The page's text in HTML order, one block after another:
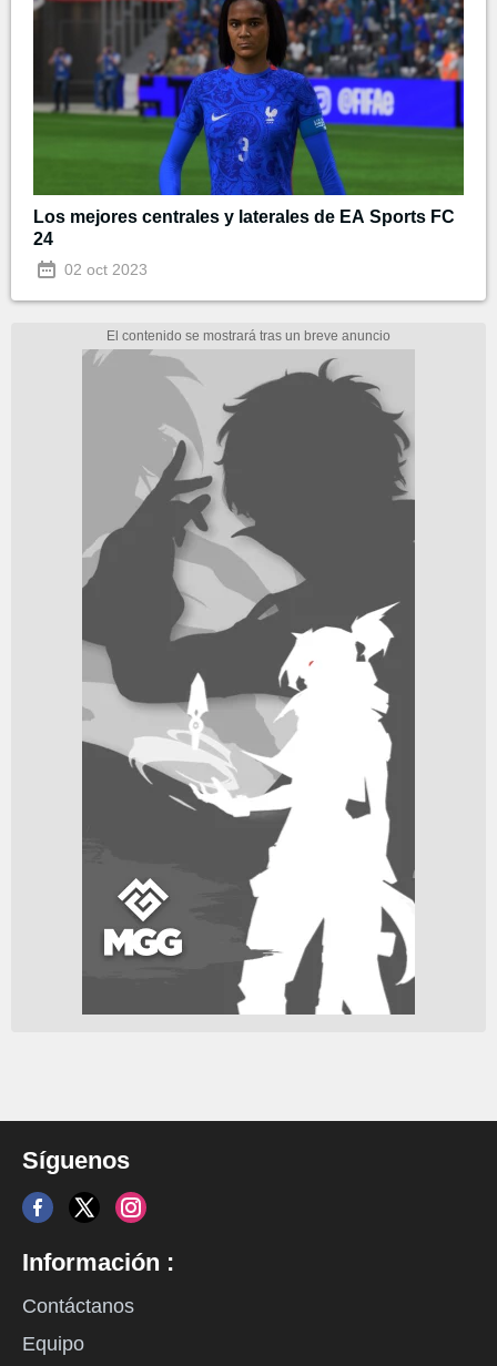
Los mejores centrales y laterales de EA Sports FC
24
02 oct 2023
Síguenos
Información :
Contáctanos
Equipo